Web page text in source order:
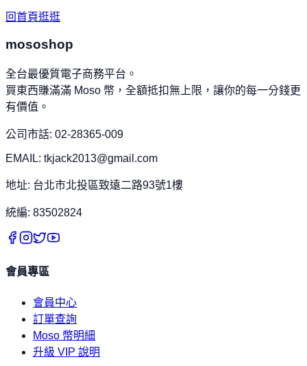
回首頁逛逛
mososhop
全台最優質電子商務平台。
買東西賺滿滿 Moso 幣，全額抵扣無上限，讓你的每一分錢更
有價值。
公司市話: 02-28365-009
EMAIL: tkjack2013@gmail.com
地址: 台北市北投區致遠二路93號1樓
統編: 83502824
會員專區
會員中心
訂單查詢
Moso 幣明細
升級 VIP 說明